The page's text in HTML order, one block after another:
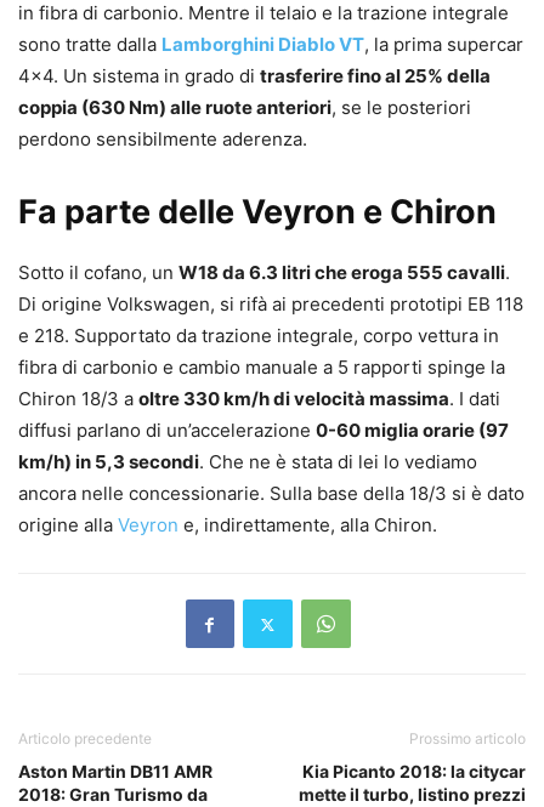
in fibra di carbonio. Mentre il telaio e la trazione integrale
sono tratte dalla Lamborghini Diablo VT, la prima supercar
4×4. Un sistema in grado di trasferire fino al 25% della
coppia (630 Nm) alle ruote anteriori, se le posteriori
perdono sensibilmente aderenza.
Fa parte delle Veyron e Chiron
Sotto il cofano, un W18 da 6.3 litri che eroga 555 cavalli.
Di origine Volkswagen, si rifà ai precedenti prototipi EB 118
e 218. Supportato da trazione integrale, corpo vettura in
fibra di carbonio e cambio manuale a 5 rapporti spinge la
Chiron 18/3 a oltre 330 km/h di velocità massima. I dati
diffusi parlano di un’accelerazione 0-60 miglia orarie (97
km/h) in 5,3 secondi. Che ne è stata di lei lo vediamo
ancora nelle concessionarie. Sulla base della 18/3 si è dato
origine alla Veyron e, indirettamente, alla Chiron.
Articolo precedente
Aston Martin DB11 AMR
2018: Gran Turismo da
Prossimo articolo
Kia Picanto 2018: la citycar
mette il turbo, listino prezzi